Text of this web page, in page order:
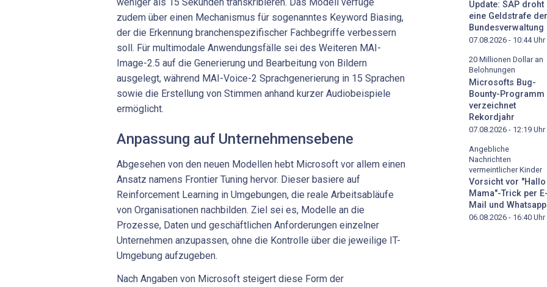
zudem über einen Mechanismus für sogenanntes Keyword Biasing,
der die Erkennung branchenspezifischer Fachbegriffe verbessern
soll. Für multimodale Anwendungsfälle sei des Weiteren MAI-
Image-2.5 auf die Generierung und Bearbeitung von Bildern
ausgelegt, während MAI-Voice-2 Sprachgenerierung in 15 Sprachen
sowie die Erstellung von Stimmen anhand kurzer Audiobeispiele
ermöglicht.
Anpassung auf Unternehmensebene
Abgesehen von den neuen Modellen hebt Microsoft vor allem einen
Ansatz namens Frontier Tuning hervor. Dieser basiere auf
Reinforcement Learning in Umgebungen, die reale Arbeitsabläufe
von Organisationen nachbilden. Ziel sei es, Modelle an die
Prozesse, Daten und geschäftlichen Anforderungen einzelner
Unternehmen anzupassen, ohne die Kontrolle über die jeweilige IT-
Umgebung aufzugeben.
Nach Angaben von Microsoft steigert diese Form der
Update: SAP droht
eine Geldstrafe der
Bundesverwaltung
07.08.2026 - 10:44Uhr
20 Millionen Dollar an
Belohnungen
Microsofts Bug-
Bounty-Programm
verzeichnet
Rekordjahr
07.08.2026 - 12:19 Uhr
Angebliche
Nachrichten
vermeintlicher Kinder
Vorsicht vor "Hallo
Mama"-Trick per E-
Mail und Whatsapp
06.08.2026 - 16:40 Uhr